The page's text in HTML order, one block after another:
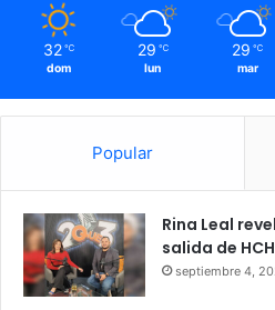
32 ℃
dom
29 ℃
lun
29 ℃
mar
Popular
Rina Leal
salida de
septiembre 4,